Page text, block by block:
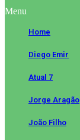
Menu
Home
Diego Emir
Atual 7
Jorge Aragão
João Filho